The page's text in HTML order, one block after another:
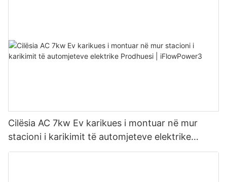
Cilësia AC 7kw Ev karikues i montuar në mur
stacioni i karikimit të automjeteve elektrike
Prodhuesi | iFlowPower3